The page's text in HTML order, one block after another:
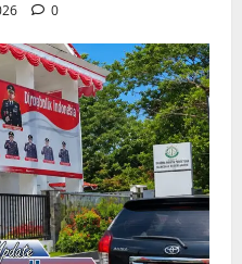
0